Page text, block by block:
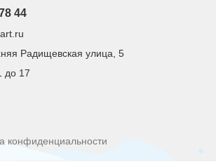
44
Радищевская улица, 5
до 17
конфиденциальности